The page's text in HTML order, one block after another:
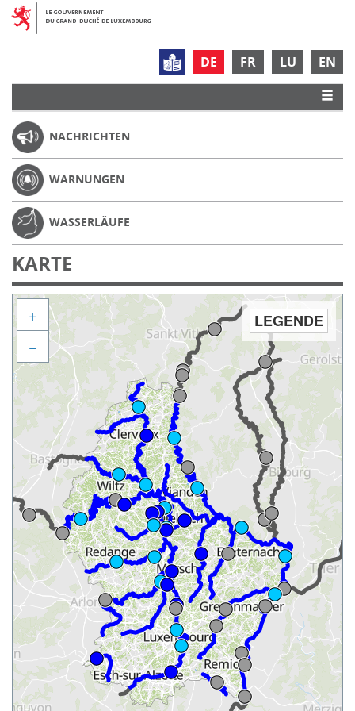
DE FR LU EN
NACHRICHTEN
WARNUNGEN
WASSERLÄUFE
KARTE
LEGENDE
+
−